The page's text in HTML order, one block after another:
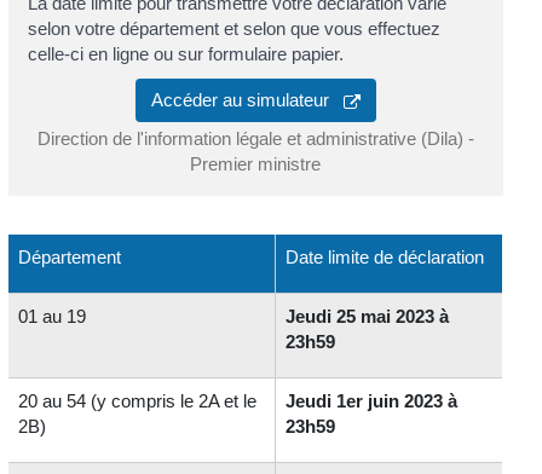
selon votre département et selon que vous effectuez
celle-ci en ligne ou sur formulaire papier.
Accéder au simulateur
Direction de l'information légale et administrative (Dila) -
Premier ministre
Département Date limite de déclaration
01 au 19
Jeudi 25 mai 2023 à
23h59
20 au 54 (y compris le 2A et le
2B)
Jeudi 1er juin 2023 à
23h59